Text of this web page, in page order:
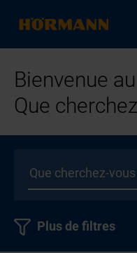
Bienvenue
Que
Plus de filtres